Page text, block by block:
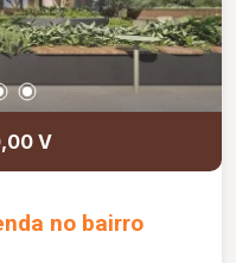
V
no bairro